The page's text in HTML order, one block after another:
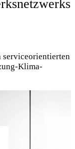
serviceorientierten
Klima-